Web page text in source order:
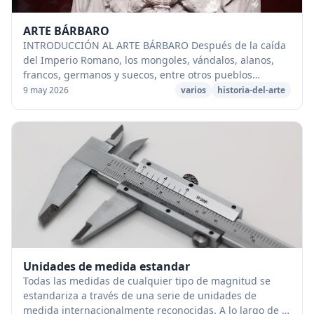
ARTE BÁRBARO
INTRODUCCIÓN AL ARTE BÁRBARO Después de la caída
del Imperio Romano, los mongoles, vándalos, alanos,
francos, germanos y suecos, entre otros pueblos
conocidos genéricamente como bárbaros, avanzaron
9 may 2026 varios historia-del-arte
Unidades de medida estandar
Todas las medidas de cualquier tipo de magnitud se
estandariza a través de una serie de unidades de
medida internacionalmente reconocidas. A lo largo de la